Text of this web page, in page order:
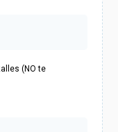
(NO te